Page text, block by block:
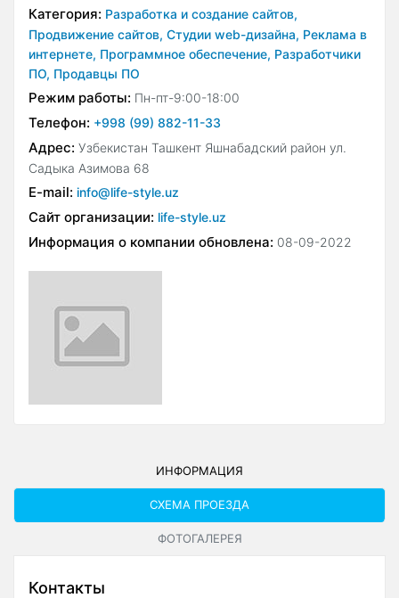
Категория: Разработка и создание сайтов,
Продвижение сайтов, Студии web-дизайна, Реклама в
интернете, Программное обеспечение, Разработчики
ПО, Продавцы ПО
Режим работы: Пн-пт-9:00-18:00
Телефон: +998 (99) 882-11-33
Адрес: Узбекистан Ташкент Яшнабадский район ул.
Садыка Азимова 68
E-mail: info@life-style.uz
Сайт организации: life-style.uz
Информация о компании обновлена: 08-09-2022
ИНФОРМАЦИЯ
СХЕМА ПРОЕЗДА
ФОТОГАЛЕРЕЯ
Контакты